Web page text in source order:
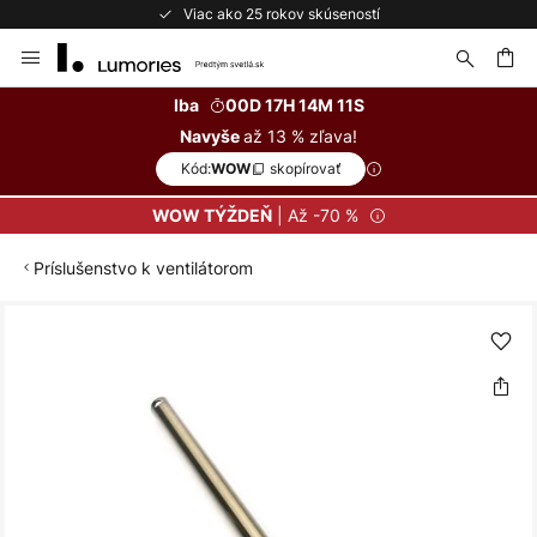
Viac ako 25 rokov skúseností
to
Iba
00D 17H 14M 10S
Navyšeaž 13 % zľava!
Kód:WOW skopírovať
WOW TÝŽDEŇ| Až -70 %
Príslušenstvo k ventilátorom